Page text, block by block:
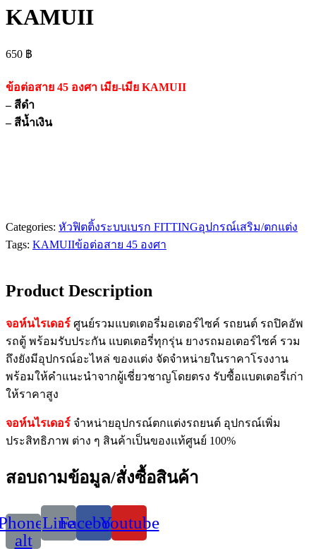
KAMUII
650 ฿
ข้อต่อสาย 45 องศา เมีย-เมีย KAMUII
– สีดำ
– สีน้ำเงิน
Categories: หัวฟิตติ้งระบบเบรก FITTINGอุปกรณ์เสริม/ตกแต่ง
Tags: KAMUIIข้อต่อสาย 45 องศา
Product Description
จอห์นไรเดอร์ ศูนย์รวมแบตเตอรี่มอเตอร์ไซค์ รถยนต์ รถปิคอัพ
รถตู้ พร้อมรับประกัน แบตเตอรี่ทุกรุ่น ยางรถมอเตอร์ไซค์ รวม
ถึงยังมีอุปกรณ์อะไหล่ ของแต่ง จัดจำหน่ายในราคาโรงงาน
พร้อมให้คำแนะนำจากผู้เชี่ยวชาญโดยตรง รับซื้อแบตเตอรี่เก่า
ให้ราคาสูง
จอห์นไรเดอร์ จำหน่ายอุปกรณ์ตกแต่งรถยนต์ อุปกรณ์เพิ่ม
ประสิทธิภาพ ต่าง ๆ สินค้าเป็นของแท้ศูนย์ 100%
สอบถามข้อมูล/สั่งซื้อสินค้า
alt
LineFacebookYoutube